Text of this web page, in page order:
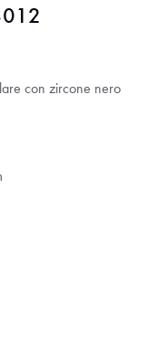
con zircone nero